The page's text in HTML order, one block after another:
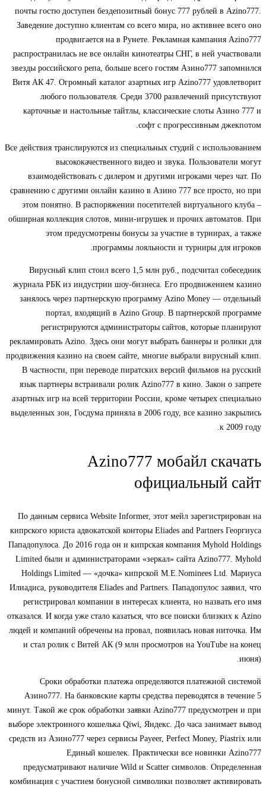
почты гостю доступен бездепозитный бонус 777 рублей в Azino777.
Заведение доступно клиентам со всего мира, но активнее всего оно
продвигается на в Рунете. Рекламная кампания Azino777
распространилась не все онлайн кинотеатры СНГ, в ней участвовали
звезды российского репа, больше всего гостям Азино777 запомнился
Витя АК 47. Огромный каталог азартных игр Azino777 удовлетворит
любого пользователя. Среди 3700 развлечений присутствуют
карточные и настольные тайтлы, классические слоты Азино 777 и
софт с прогрессивным джекпотом.
Все действия транслируются из специальных студий с использованием
высококачественного видео и звука. Пользователи могут
взаимодействовать с дилером и другими игроками через чат. По
сравнению с другими онлайн казино в Азино 777 все просто, но при
этом понятно. В распоряжении посетителей виртуального клуба –
обширная коллекция слотов, мини-игрушек и прочих автоматов. При
этом предусмотрены бонусы за участие в турнирах, а также
программы лояльности и турниры для игроков.
Вирусный клип стоил всего 1,5 млн руб., подсчитал собеседник
журнала РБК из индустрии шоу-бизнеса. Его продвижением казино
занялось через партнерскую программу Azino Money — отдельный
портал, входящий в Azino Group. В партнерской программе
регистрируются администраторы сайтов, которые планируют
рекламировать Azino. Здесь они могут выбрать баннеры и ролики для
продвижения казино на своем сайте, многие выбрали вирусный клип.
В частности, при переводе пиратских версий фильмов на русский
язык партнеры встраивали ролик Azino777 в кино. Закон о запрете
азартных игр на всей территории России, кроме четырех специально
выделенных зон, Госдума приняла в 2006 году, все казино закрылись
к 2009 году.
Azino777 мобайл скачать
официальный сайт
По данным сервиса Website Informer, этот мейл зарегистрирован на
кипрского юриста адвокатской конторы Eliades and Partners Георгиуса
Пападопулоса. До 2016 года он и кипрская компания Myhold Holdings
Limited были и администраторами «зеркал» сайта Azino777. Myhold
Holdings Limited — «дочка» кипрской M.E.Nominees Ltd. Мариуса
Илиадиса, руководителя Eliades and Partners. Пападопулос заявил, что
регистрировал компании в интересах клиента, но назвать его имя
отказался. И когда уже стало казаться, что все поиски близких к Azino
людей и компаний обречены на провал, появилась новая ниточка. Им
и стал ролик с Витей АК (9 млн просмотров на YouTube на конец
июня).
Сроки обработки платежа определяются платежной системой
Азино777. На банковские карты средства переводятся в течение 5
минут. Такой же срок обработки заявки Azino777 предусмотрен и при
выборе электронного кошелька Qiwi, Яндекс. До часа занимает вывод
средств из Азино777 через сервисы Payeer, Perfect Money, Piastrix или
Единый кошелек. Практически все новинки Azino777
предусматривают наличие Wild и Scatter символов. Определенная
комбинация с участием бонусной символики позволяет активировать